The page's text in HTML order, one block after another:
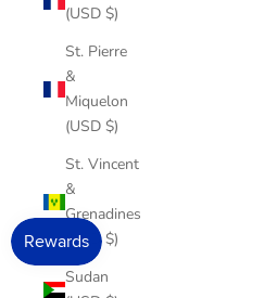
(USD $)
St. Pierre
&
Miquelon
(USD $)
St. Vincent
&
Grenadines
(USD $)
Sudan